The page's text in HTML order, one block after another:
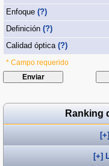
Enfoque (?)
Definición (?)
Calidad óptica (?)
* Campo requerido
Ranking
[+]